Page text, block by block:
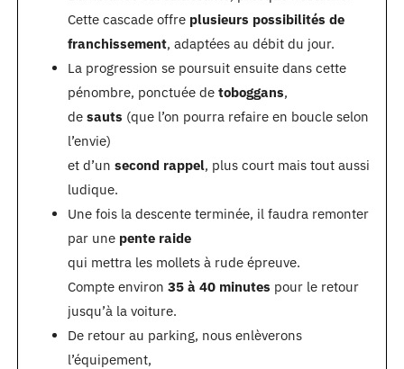
Cette cascade offre plusieurs possibilités de
franchissement, adaptées au débit du jour.
La progression se poursuit ensuite dans cette
pénombre, ponctuée de toboggans,
de sauts (que l’on pourra refaire en boucle selon
l’envie)
et d’un second rappel, plus court mais tout aussi
ludique.
Une fois la descente terminée, il faudra remonter
par une pente raide
qui mettra les mollets à rude épreuve.
Compte environ 35 à 40 minutes pour le retour
jusqu’à la voiture.
De retour au parking, nous enlèverons
l’équipement,